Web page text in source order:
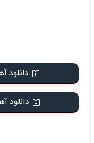
دانلود
دانلود